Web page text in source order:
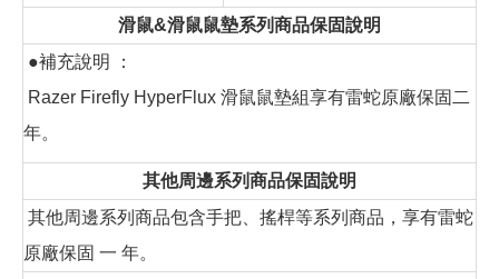
滑鼠&滑鼠鼠墊系列商品保固說明
●補充說明 ：
Razer Firefly HyperFlux 滑鼠鼠墊組享有雷蛇原廠保固二
年。
其他周邊系列商品保固說明
其他周邊系列商品包含手把、搖桿等系列商品，享有雷蛇
原廠保固 一 年。